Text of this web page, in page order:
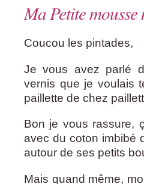
Ma Petite
Coucou les pintades,
Je vous avez parlé
vernis que je voulais
paillette de chez
Bon je vous rassure,
avec du coton imbibé
autour de ses petits
Mais quand même,